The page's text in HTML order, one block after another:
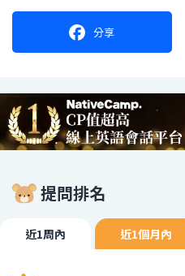
分享
提問排名
近1周內 近1個月內